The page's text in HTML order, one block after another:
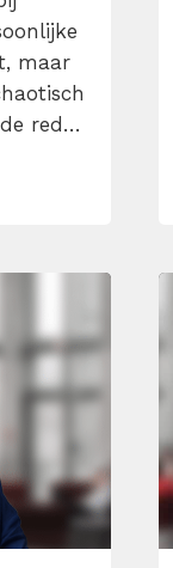
maar
reden